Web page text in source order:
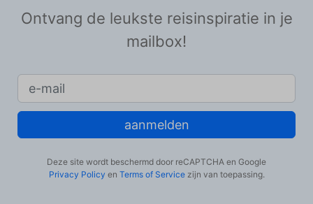
Ontvang de leukste reisinspiratie in je
mailbox!
aanmelden
Deze site wordt beschermd door reCAPTCHA en Google
Privacy Policy en Terms of Servicezijn van toepassing.